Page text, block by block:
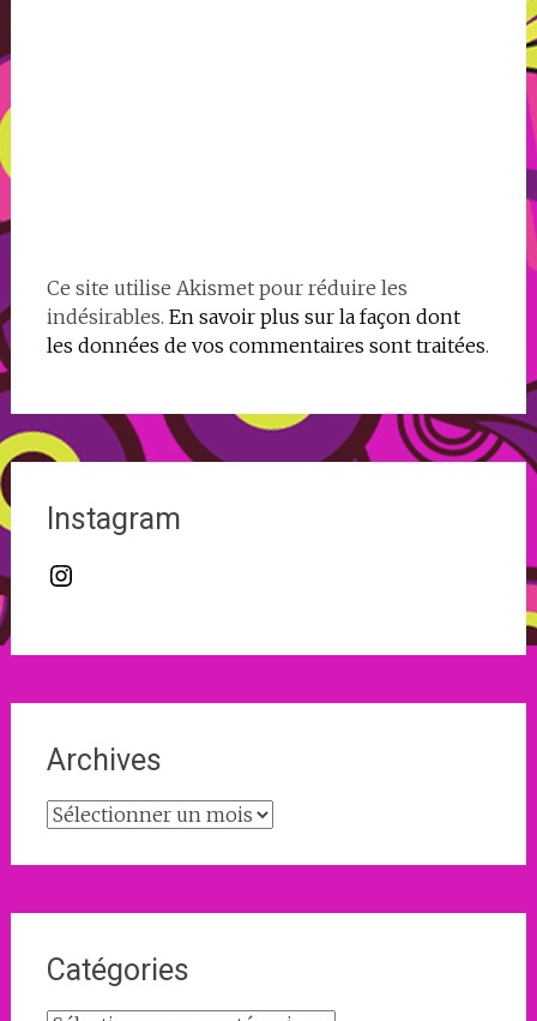
Ce site utilise Akismet pour réduire les
indésirables. En savoir plus sur la façon dont
les données de vos commentaires sont traitées.
Instagram
Instagram
Archives
Archives
Catégories